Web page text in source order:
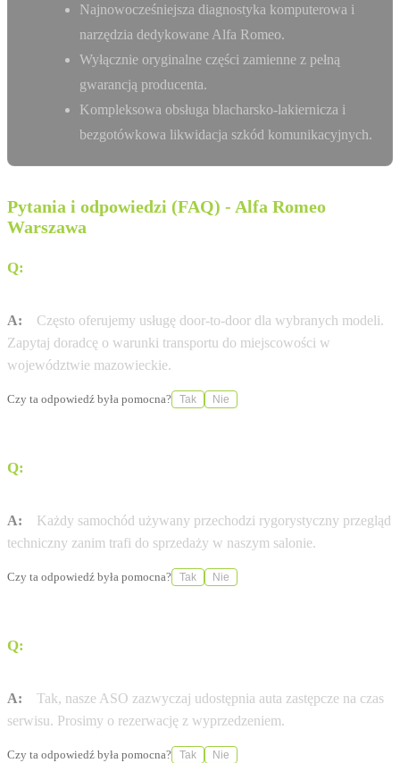
Najnowocześniejsza diagnostyka komputerowa i
narzędzia dedykowane Alfa Romeo.
Wyłącznie oryginalne części zamienne z pełną
gwarancją producenta.
Kompleksowa obsługa blacharsko-lakiernicza i
bezgotówkowa likwidacja szkód komunikacyjnych.
Pytania i odpowiedzi (FAQ) - Alfa Romeo
Warszawa
Q:
A:
Często oferujemy usługę door-to-door dla wybranych modeli.
Zapytaj doradcę o warunki transportu do miejscowości w
województwie mazowieckie.
Czy ta odpowiedź była pomocna? Tak Nie
Q:
A:
Każdy samochód używany przechodzi rygorystyczny przegląd
techniczny zanim trafi do sprzedaży w naszym salonie.
Czy ta odpowiedź była pomocna? Tak Nie
Q:
A:
Tak, nasze ASO zazwyczaj udostępnia auta zastępcze na czas
serwisu. Prosimy o rezerwację z wyprzedzeniem.
Czy ta odpowiedź była pomocna? Tak Nie